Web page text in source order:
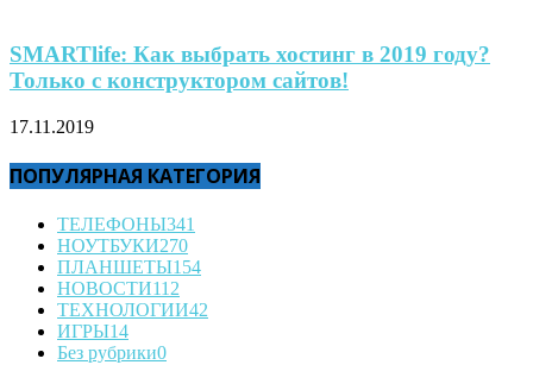
SMARTlife: Как выбрать хостинг в 2019 году?
Только с конструктором сайтов!
17.11.2019
ПОПУЛЯРНАЯ КАТЕГОРИЯ
ТЕЛЕФОНЫ341
НОУТБУКИ270
ПЛАНШЕТЫ154
НОВОСТИ112
ТЕХНОЛОГИИ42
ИГРЫ14
Без рубрики0